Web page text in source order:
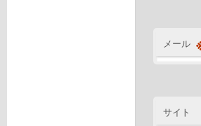
メール
サイト